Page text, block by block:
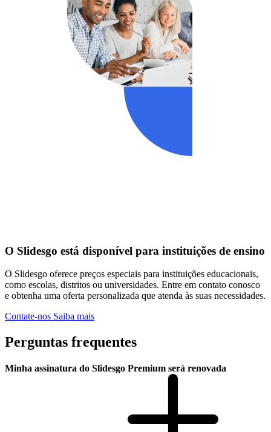
O Slidesgo está disponível para instituições de ensino
O Slidesgo oferece preços especiais para instituições educacionais,
como escolas, distritos ou universidades. Entre em contato conosco
e obtenha uma oferta personalizada que atenda às suas necessidades.
Contate-nos Saiba mais
Perguntas frequentes
Minha assinatura do Slidesgo Premium será renovada